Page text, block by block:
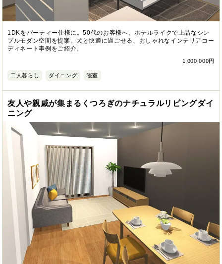
1DKをパーティー仕様に。50代のお客様へ、ホテルライクで上品なシン
プルモダン空間を提案。犬と快適に過ごせる、おしゃれなインテリアコー
ディネート事例をご紹介。
1,000,000円
二人暮らし ダイニング 寝室
友人や親戚が集まるくつろぎのナチュラルリビングダイ
ニング